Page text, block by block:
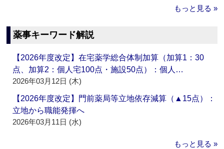
もっと見る »
薬事キーワード解説
【2026年度改定】在宅薬学総合体制加算（加算1：30
点、加算2：個人宅100点・施設50点）：個人…
2026年03月12日 (木)
【2026年度改定】門前薬局等立地依存減算（▲15点）：
立地から職能発揮へ
2026年03月11日 (水)
もっと見る »